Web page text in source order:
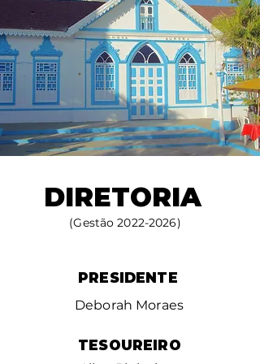
DIRETORIA
(Gestão2022-2026)
PRESIDENTE
Deborah Moraes
TESOUREIRO